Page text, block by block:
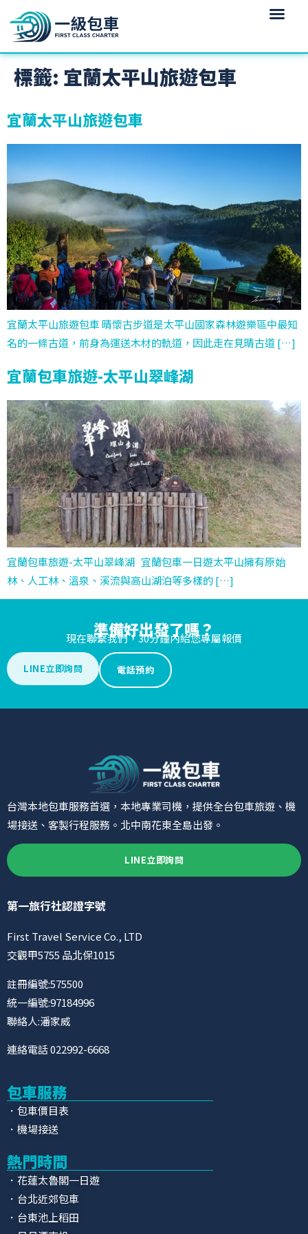
標籤: 宜蘭太平山旅遊包車
宜蘭太平山旅遊包車
宜蘭太平山旅遊包車 晴懷古步道是太平山國家森林遊樂區中最知
名的一條古道，前身為運送木材的軌道，因此走在見晴古道 […]
宜蘭包車旅遊-太平山翠峰湖
宜蘭包車旅遊-太平山翠峰湖 宜蘭包車一日遊太平山擁有原始
林、人工林、溫泉、溪流與高山湖泊等多樣的 […]
準備好出發了嗎？
現在聯繫我們，30分鐘內給您專屬報價
LINE立即詢問 電話預約
台灣本地包車服務首選，本地專業司機，提供全台包車旅遊、機
場接送、客製行程服務。北中南花東全島出發。
LINE立即詢問
第一旅行社認證字號
First Travel Service Co., LTD
交觀甲5755 品北保1015
註冊編號:575500
統一編號:97184996
聯絡人:潘家威
連絡電話 022992-6668
包車服務
．包車價目表
．機場接送
熱門時間
．花蓮太魯閣一日遊
．台北近郊包車
．台東池上稻田